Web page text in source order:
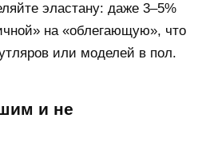
эластану: даже 3–5%
на «облегающую», что
или моделей в пол.
и не